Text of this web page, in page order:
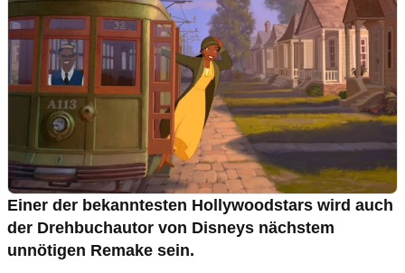
Einer der bekanntesten Hollywoodstars wird auch
der Drehbuchautor von Disneys nächstem
unnötigen Remake sein.